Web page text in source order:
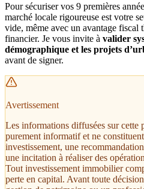
Pour sécuriser vos 9 premières
marché locale rigoureuse est votre
vide, même avec un avantage fiscal
financier. Je vous invite à valider
démographique et les projets
avant de signer.
Avertissement
Les informations diffusées sur cette
purement informatif et ne
investissement, une
une incitation à réaliser des
Tout investissement immobilier
perte en capital. Avant toute